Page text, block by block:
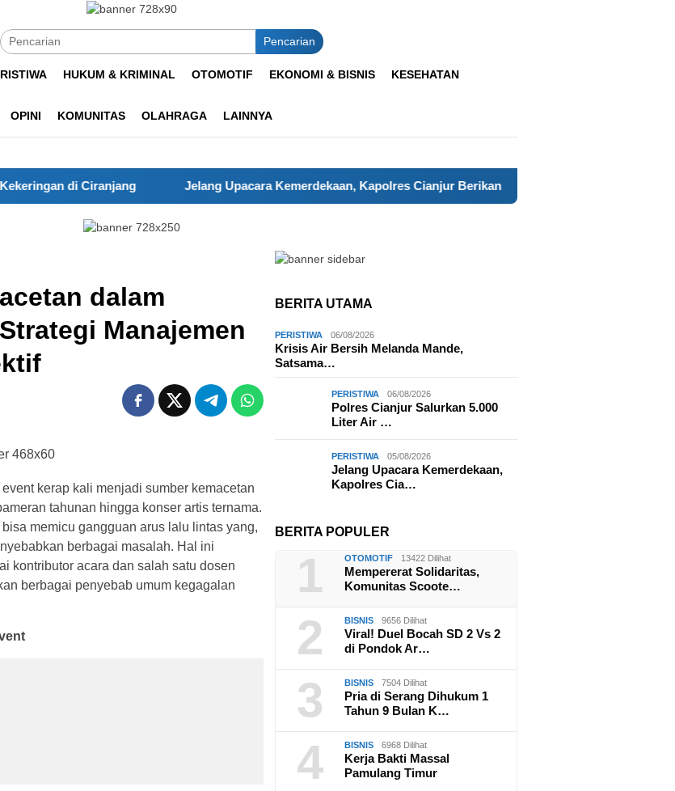
Pencarian
HUKUM & KRIMINAL OTOMOTIF EKONOMI & BISNIS KESEHATAN
OPINI KOMUNITAS OLAHRAGA LAINNYA
Ciranjang Jelang Upacara Kemerdekaan, Kapolres Cianjur Berikan Dukungan Penuh kepada Tim Paskibraka
dalam
Manajemen
kerap kali menjadi sumber kemacetan
tahunan hingga konser artis ternama.
memicu gangguan arus lalu lintas yang,
berbagai masalah. Hal ini
kontributor acara dan salah satu dosen
berbagai penyebab umum kegagalan
BERITA UTAMA
PERISTIWA 06/08/2026
Krisis Air Bersih Melanda Mande,
Satsama…
PERISTIWA 06/08/2026
Polres Cianjur Salurkan 5.000
Liter Air …
PERISTIWA 05/08/2026
Jelang Upacara Kemerdekaan,
Kapolres Cia…
BERITA POPULER
1 OTOMOTIF 13422 Dilihat
Mempererat Solidaritas,
Komunitas Scoote…
2 BISNIS 9656 Dilihat
Viral! Duel Bocah SD 2 Vs 2
di Pondok Ar…
3 BISNIS 7504 Dilihat
Pria di Serang Dihukum 1
Tahun 9 Bulan K…
4 BISNIS 6968 Dilihat
Kerja Bakti Massal
Pamulang Timur